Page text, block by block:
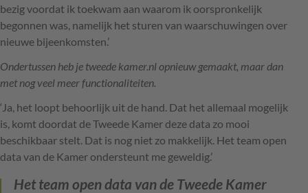
bezig voordat ik toekwam aan waarom ik oorspronkelijk
begonnen was, namelijk het sturen van waarschuwingen over
nieuwe bijeenkomsten.’
Ondertussen heb je tweede kamer.nl opnieuw gemaakt, maar dan
met nog veel meer functionaliteiten.
‘Ja, het loopt behoorlijk uit de hand. Dat het allemaal mogelijk
is, komt doordat de Tweede Kamer deze data zo mooi
beschikbaar stelt. Dat is nog niet zo makkelijk. Het team open
data van de Kamer ondersteunt me geweldig.’
Het team open data van de Tweede Kamer